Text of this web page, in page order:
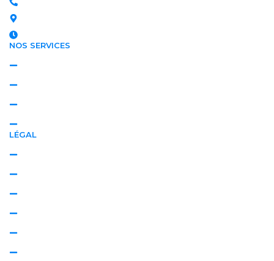
NOS SERVICES
LÉGAL